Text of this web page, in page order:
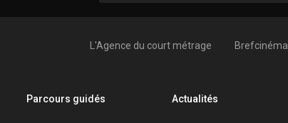
L'Agence du court métrage Brefcinéma
Parcours guidés Actualités